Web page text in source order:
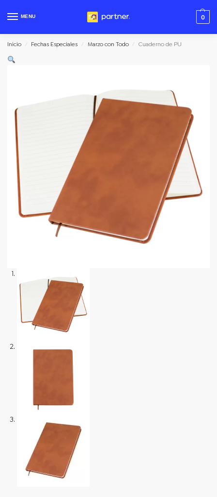
MENU 0
Inicio / Fechas Especiales / Marzo con Todo / Cuaderno de PU